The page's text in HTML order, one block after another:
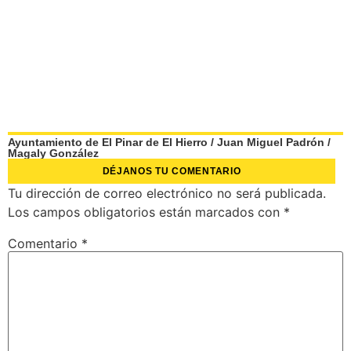
Ayuntamiento de El Pinar de El Hierro / Juan Miguel Padrón /
Magaly González
DÉJANOS TU COMENTARIO
Tu dirección de correo electrónico no será publicada.
Los campos obligatorios están marcados con *
Comentario *